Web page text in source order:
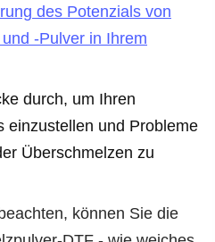
des Potenzials von
-Pulver in Ihrem
durch, um Ihren
einzustellen und Probleme
Überschmelzen zu
können Sie die